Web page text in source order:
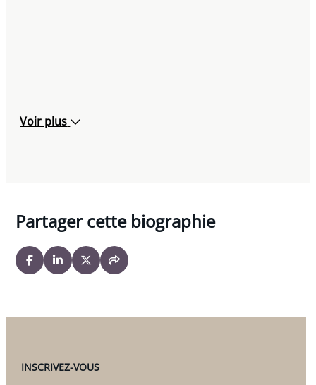
Voir plus
Partager cette biographie
INSCRIVEZ-VOUS